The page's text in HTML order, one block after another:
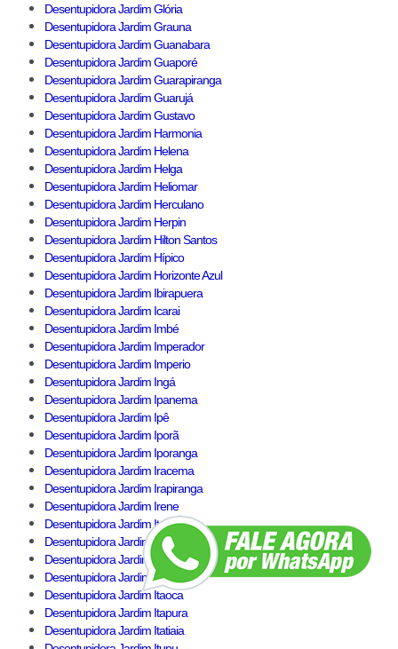
Desentupidora Jardim Glória
Desentupidora Jardim Grauna
Desentupidora Jardim Guanabara
Desentupidora Jardim Guaporé
Desentupidora Jardim Guarapiranga
Desentupidora Jardim Guarujá
Desentupidora Jardim Gustavo
Desentupidora Jardim Harmonia
Desentupidora Jardim Helena
Desentupidora Jardim Helga
Desentupidora Jardim Heliomar
Desentupidora Jardim Herculano
Desentupidora Jardim Herpin
Desentupidora Jardim Hilton Santos
Desentupidora Jardim Hípico
Desentupidora Jardim Horizonte Azul
Desentupidora Jardim Ibirapuera
Desentupidora Jardim Icarai
Desentupidora Jardim Imbé
Desentupidora Jardim Imperador
Desentupidora Jardim Imperio
Desentupidora Jardim Ingá
Desentupidora Jardim Ipanema
Desentupidora Jardim Ipê
Desentupidora Jardim Iporã
Desentupidora Jardim Iporanga
Desentupidora Jardim Iracema
Desentupidora Jardim Irapiranga
Desentupidora Jardim Irene
Desentupidora Jardim Itacolomi
Desentupidora Jardim Itaim
Desentupidora Jardim Itajaí
Desentupidora Jardim Itamarati
Desentupidora Jardim Itaoca
Desentupidora Jardim Itapura
Desentupidora Jardim Itatiaia